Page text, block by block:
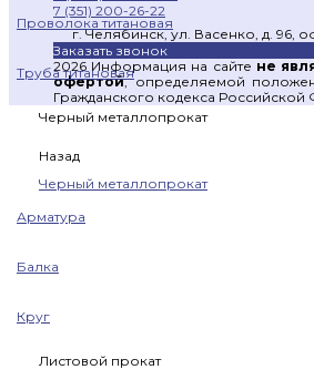
Проволока титановая
Труба титановая
Черный металлопрокат
Назад
Черный металлопрокат
Арматура
Балка
Круг
Листовой прокат
7 (351) 200-26-22
г. Челябинск, ул. Васенко, д. 96,
Заказать звонок
2026 Информация на сайте не
офертой, определяемой
Гражданского кодекса Российской